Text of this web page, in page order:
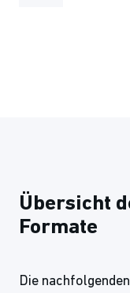
Übersicht
Formate
Die